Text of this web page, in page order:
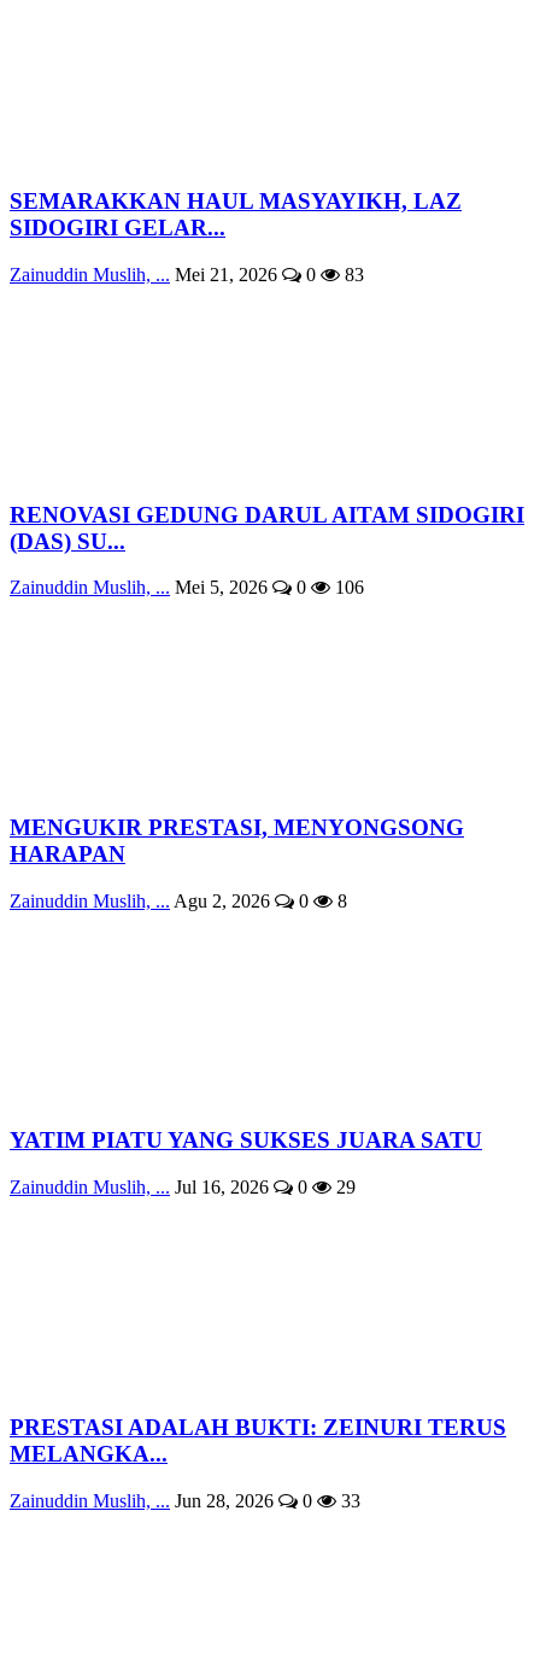
SEMARAKKAN HAUL MASYAYIKH, LAZ
SIDOGIRI GELAR...
Zainuddin Muslih, ... Mei 21, 2026 0 83
RENOVASI GEDUNG DARUL AITAM SIDOGIRI
(DAS) SU...
Zainuddin Muslih, ... Mei 5, 2026 0 106
MENGUKIR PRESTASI, MENYONGSONG
HARAPAN
Zainuddin Muslih, ... Agu 2, 2026 0 8
YATIM PIATU YANG SUKSES JUARA SATU
Zainuddin Muslih, ... Jul 16, 2026 0 29
PRESTASI ADALAH BUKTI: ZEINURI TERUS
MELANGKA...
Zainuddin Muslih, ... Jun 28, 2026 0 33